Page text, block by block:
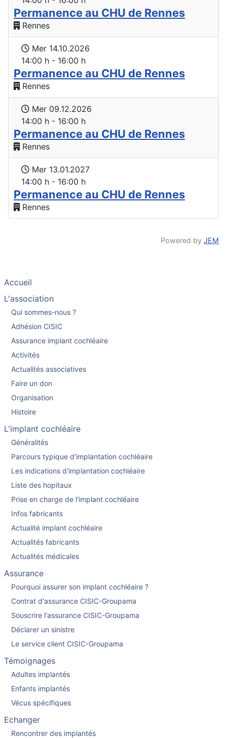
Permanence au CHU de Rennes
Rennes
Mer 14.10.2026
14:00 h - 16:00 h
Permanence au CHU de Rennes
Rennes
Mer 09.12.2026
14:00 h - 16:00 h
Permanence au CHU de Rennes
Rennes
Mer 13.01.2027
14:00 h - 16:00 h
Permanence au CHU de Rennes
Rennes
Powered by JEM
Accueil
L'association
Qui sommes-nous ?
Adhésion CISIC
Assurance implant cochléaire
Activités
Actualités associatives
Faire un don
Organisation
Histoire
L'implant cochléaire
Généralités
Parcours typique d'implantation cochléaire
Les indications d'implantation cochléaire
Liste des hopitaux
Prise en charge de l'implant cochléaire
Infos fabricants
Actualité implant cochléaire
Actualités fabricants
Actualités médicales
Assurance
Pourquoi assurer son implant cochléaire ?
Contrat d'assurance CISIC-Groupama
Souscrire l'assurance CISIC-Groupama
Déclarer un sinistre
Le service client CISIC-Groupama
Témoignages
Adultes implantés
Enfants implantés
Vécus spécifiques
Echanger
Rencontrer des implantés